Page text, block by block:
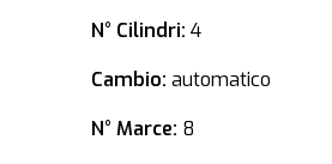
N° Cilindri: 4
Cambio: automatico
N° Marce: 8